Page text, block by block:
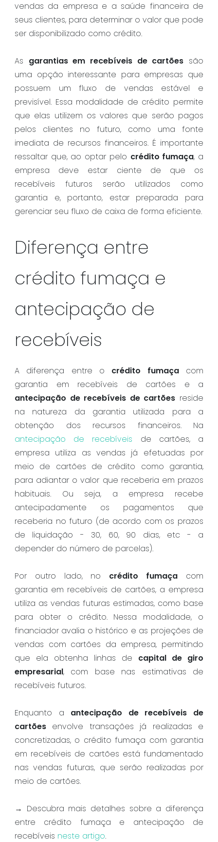
vendas da empresa e a saúde financeira de
seus clientes, para determinar o valor que pode
ser disponibilizado como crédito.
As garantias em recebíveis de cartões são
uma opção interessante para empresas que
possuem um fluxo de vendas estável e
previsível. Essa modalidade de crédito permite
que elas utilizem os valores que serão pagos
pelos clientes no futuro, como uma fonte
imediata de recursos financeiros. É importante
ressaltar que, ao optar pelo crédito fumaça, a
empresa deve estar ciente de que os
recebíveis futuros serão utilizados como
garantia e, portanto, estar preparada para
gerenciar seu fluxo de caixa de forma eficiente.
Diferença entre
crédito fumaça e
antecipação de
recebíveis
A diferença entre o crédito fumaçacom
garantia em recebíveis de cartões e a
antecipação de recebíveis de cartões reside
na natureza da garantia utilizada para a
obtenção dos recursos financeiros. Na
antecipação de recebíveis de cartões, a
empresa utiliza as vendas já efetuadas por
meio de cartões de crédito como garantia,
para adiantar o valor que receberia em prazos
habituais. Ou seja, a empresa recebe
antecipadamente os pagamentos que
receberia no futuro (de acordo com os prazos
de liquidação - 30, 60, 90 dias, etc - a
depender do número de parcelas).
Por outro lado, no crédito fumaça com
garantia em recebíveis de cartões, a empresa
utiliza as vendas futuras estimadas, como base
para obter o crédito. Nessa modalidade, o
financiador avalia o histórico e as projeções de
vendas com cartões da empresa, permitindo
que ela obtenha linhas de capital de giro
empresarial, com base nas estimativas de
recebíveis futuros.
Enquanto a antecipação de recebíveis de
cartões envolve transações já realizadas e
concretizadas, o crédito fumaça com garantia
em recebíveis de cartões está fundamentado
nas vendas futuras, que serão realizadas por
meio de cartões.
→ Descubra mais detalhes sobre a diferença
entre crédito fumaça e antecipação de
recebíveis neste artigo.